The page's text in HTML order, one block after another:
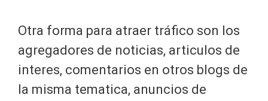
Otra forma para atraer tráfico son los
agregadores de noticias, articulos de
interes, comentarios en otros blogs de
la misma tematica, anuncios de